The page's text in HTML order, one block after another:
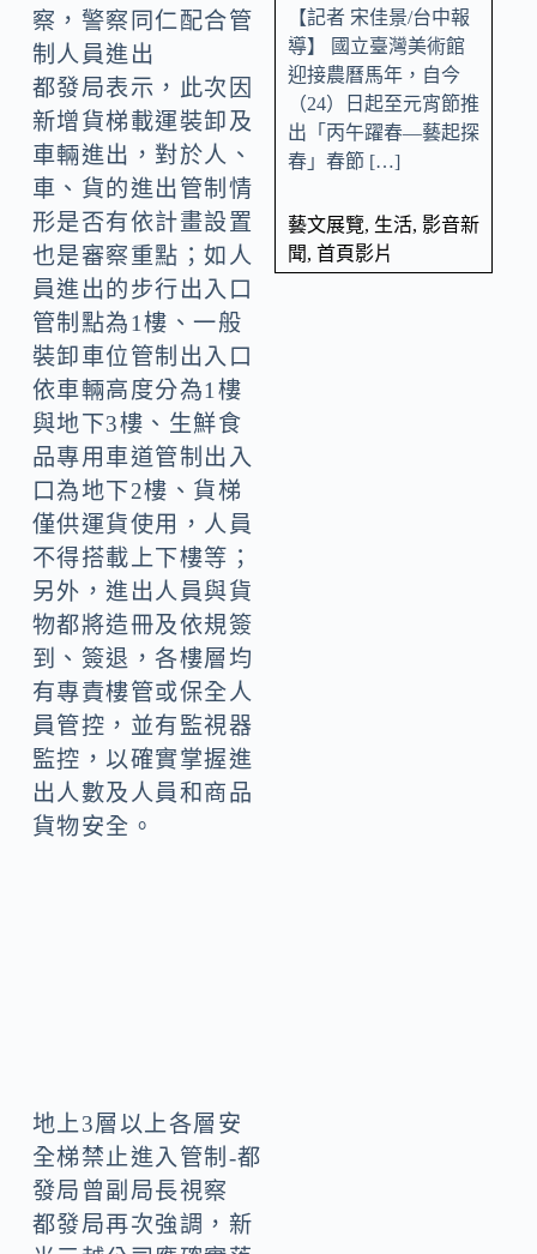
察，警察同仁配合管
制人員進出
都發局表示，此次因
新增貨梯載運裝卸及
車輛進出，對於人、
車、貨的進出管制情
形是否有依計畫設置
也是審察重點；如人
員進出的步行出入口
管制點為1樓、一般
裝卸車位管制出入口
依車輛高度分為1樓
與地下3樓、生鮮食
品專用車道管制出入
口為地下2樓、貨梯
僅供運貨使用，人員
不得搭載上下樓等；
另外，進出人員與貨
物都將造冊及依規簽
到、簽退，各樓層均
有專責樓管或保全人
員管控，並有監視器
監控，以確實掌握進
出人數及人員和商品
貨物安全。
發局曾副局長視察
都發局再次強調，新
光三越公司應確實落
實各項安全計畫，嚴
【記者 宋佳景/台中報
導】 國立臺灣美術館
迎接農曆馬年，自今
（24）日起至元宵節推
出「丙午躍春—藝起探
春」春節 […]
藝文展覽, 生活, 影音新
聞, 首頁影片